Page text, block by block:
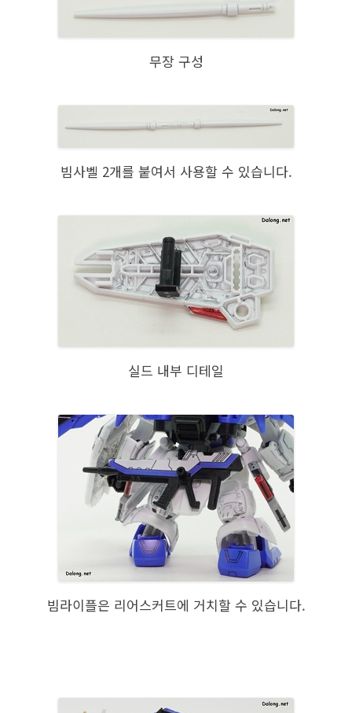
무장 구성
빔사벨 2개를 붙여서 사용할 수 있습니다.
실드 내부 디테일
빔라이플은 리어스커트에 거치할 수 있습니다.